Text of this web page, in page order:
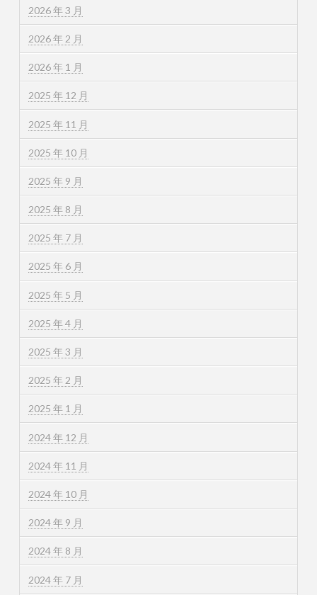
2026 年 3 月
2026 年 2 月
2026 年 1 月
2025 年 12 月
2025 年 11 月
2025 年 10 月
2025 年 9 月
2025 年 8 月
2025 年 7 月
2025 年 6 月
2025 年 5 月
2025 年 4 月
2025 年 3 月
2025 年 2 月
2025 年 1 月
2024 年 12 月
2024 年 11 月
2024 年 10 月
2024 年 9 月
2024 年 8 月
2024 年 7 月